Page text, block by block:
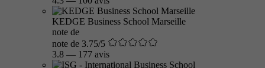
KEDGE Business School Marseille
note de
note de 3.75/5
3.8 — 177 avis